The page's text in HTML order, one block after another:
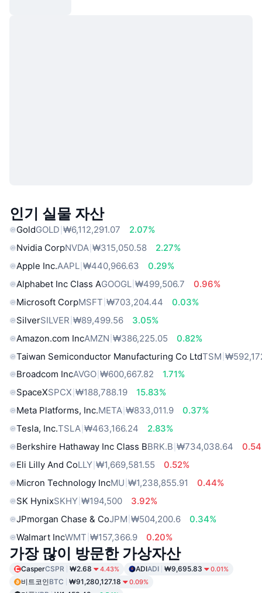
인기 실물 자산
GoldGOLD ₩6,112,291.07
2.07%
Nvidia CorpNVDA ₩315,050.58
2.27%
Apple Inc.AAPL ₩440,966.63
0.29%
Alphabet Inc Class AGOOGL ₩499,506.7
0.96%
Microsoft CorpMSFT ₩703,204.44
0.03%
SilverSILVER ₩89,499.56
3.05%
Amazon.com IncAMZN ₩386,225.05
0.82%
Taiwan Semiconductor Manufacturing Co LtdTSM
Broadcom IncAVGO ₩600,667.82
1.71%
SpaceXSPCX ₩188,788.19
15.83%
Meta Platforms, Inc.META ₩833,011.9
0.37%
Tesla, Inc.TSLA ₩463,166.24
2.83%
Berkshire Hathaway Inc Class BBRK.B ₩734,038.64
Eli Lilly And CoLLY ₩1,669,581.55
0.52%
Micron Technology IncMU ₩1,238,855.91
0.44%
SK HynixSKHY ₩194,500
3.92%
JPmorgan Chase & CoJPM ₩504,200.6
0.34%
Walmart IncWMT ₩157,366.9 0.20%
가장 많이 방문한 가상자산
CasperCSPR ₩2.68 4.43% ADIADI ₩9,695.83 0.01%
비트코인BTC ₩91,280,127.18 0.09%